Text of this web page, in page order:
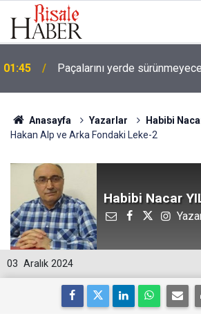
01:45 Paçalarını yerde
Anasayfa Yazarlar Habibi
Hakan Alp ve Arka Fondaki Leke-2
Habibi Nacar
03 Aralık 2024